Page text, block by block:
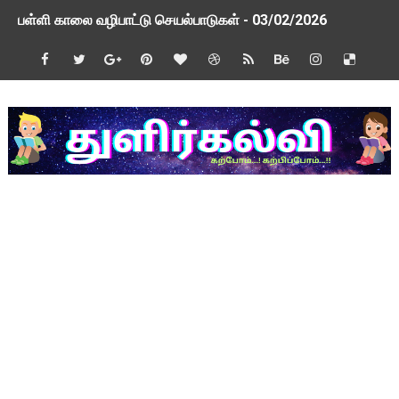
பள்ளி காலை வழிபாட்டு செயல்பாடுகள் - 03/02/2026
பள்ளி காலை வழிபாட்டு செயல்பாடுகள் - 26/01/2026
ஆசிரியர் தகுதித் தேர்வு விவகாரம் மத்திய அமைச்சரிடம் முறையீடு
பள்ளி காலை வழிபாட்டு செயல்பாடுகள் - 09/01/2026